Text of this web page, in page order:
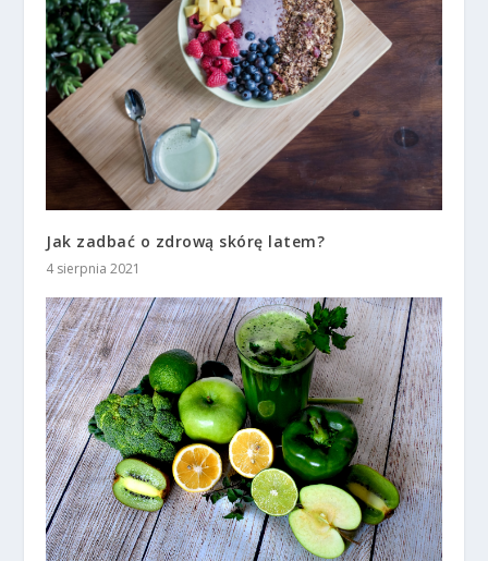
Jak zadbać o zdrową skórę latem?
4 sierpnia 2021